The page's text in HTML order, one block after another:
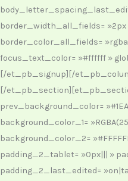
border_width_all_fields= »2px
border_color_all_fields=
focus_text_color= »#ffffff »
[/et_pb_signup][/
[/
prev_background_color=
background_color_1=
background_color_2=
padding_2_tablet= »0px||| »
padding_2_last_edited=